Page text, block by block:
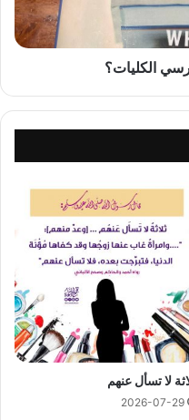
الكليات؟
لا تسأل عنهم
2026-07-29